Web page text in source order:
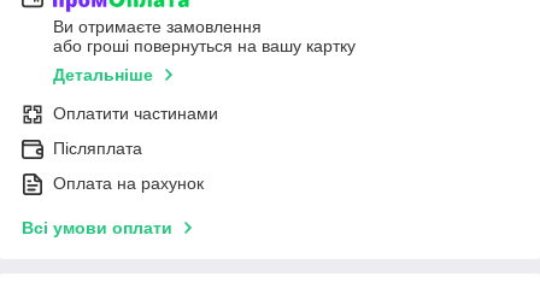
Ви отримаєте замовлення
або гроші повернуться на вашу картку
Детальніше
Оплатити частинами
Післяплата
Оплата на рахунок
Всі умови оплати